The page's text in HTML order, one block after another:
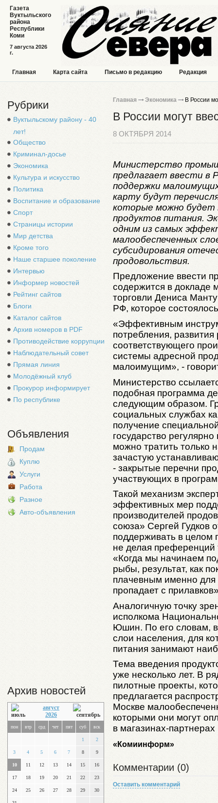
7 августа 2026
г.
Газета
Вуктыльского
района
Республики
Коми
Главная Карта сайта Письмо в редакцию Редакция
Рубрики
Вуктыльскому району - 40
лет!
Общество
Криминал-досье
Экономика
Культура и искусство
Политика
Воспитание и образование
Спорт
Страницы истории
Мир детства
Кроме того
Наше старшее поколение
Интервью
Информер новостей
Рейтинг сайтов
Блоги
Каталог сайтов
Архив номеров в PDF
Противодействие коррупции
Наблюдательный совет
Прямая линия
Молодёжный клуб
Прокурор информирует
По республике
Объявления
Продам
Куплю
Услуги
Работа
Разное
Авто-объявления
Архив новостей
август
2026
пон втр срд чет пят суб вск
1 2
3 4 5 6 7 8 9
10 11 12 13 14 15 16
17 18 19 20 21 22 23
24 25 26 27 28 29 30
Главная Экономика В России
В России могут
8 ОКТЯБРЯ 2014
Министерство
предлагает ввести в
поддержки
карту будут
которые можно будет
продуктов питания.
одним из самых
малообеспеченных
субсидирования
продовольствия.
Предложение ввести
содержится в докладе
торговли Дениса
РФ, которое
«Эффективным
потребления,
соответствующего
системы адресной
малоимущим», -
Министерство
подобная программа
следующим образом.
социальных службах
получение
государство
можно тратить только
зачастую
- закрытые перечни
участвующих в
Такой механизм
эффективных мер
производителей
союза» Сергей Гудков
поддерживать в целом
не делая преференций
«Когда мы начинаем
рыбы, результат, как
плачевным именно для
пропадает с
Аналогичную точку
исполкома
Юшин. По его словам,
слои населения, для
питания занимают
Тема введения
уже несколько лет. В
пилотные проекты,
предлагается
Москве
которыми они могут
в магазинах-
«Комиинформ»
Комментарии (0)
Оставить комментарий